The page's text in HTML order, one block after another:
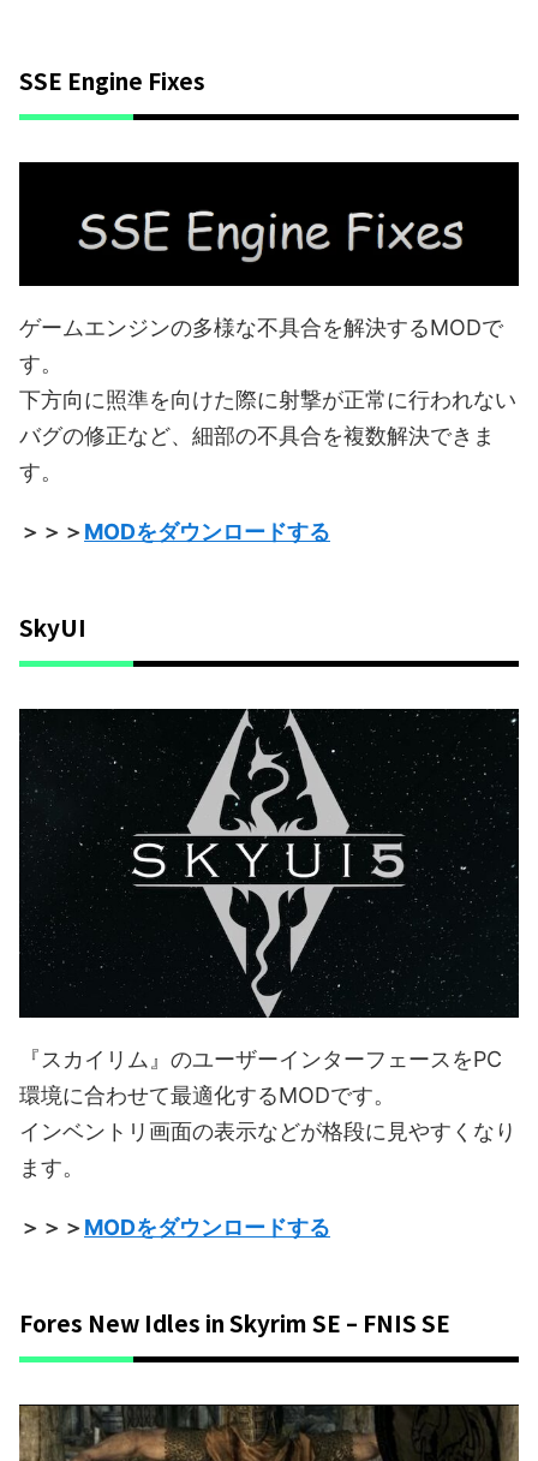
SSE Engine Fixes
ゲームエンジンの多様な不具合を解決するMODで
す。
下方向に照準を向けた際に射撃が正常に行われない
バグの修正など、細部の不具合を複数解決できま
す。
＞＞＞MODをダウンロードする
SkyUI
『スカイリム』のユーザーインターフェースをPC
環境に合わせて最適化するMODです。
インベントリ画面の表示などが格段に見やすくなり
ます。
＞＞＞MODをダウンロードする
Fores New Idles in Skyrim SE – FNIS SE